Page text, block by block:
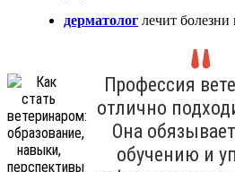
дерматолог лечит
Профессия
отлично
Она
обучению и